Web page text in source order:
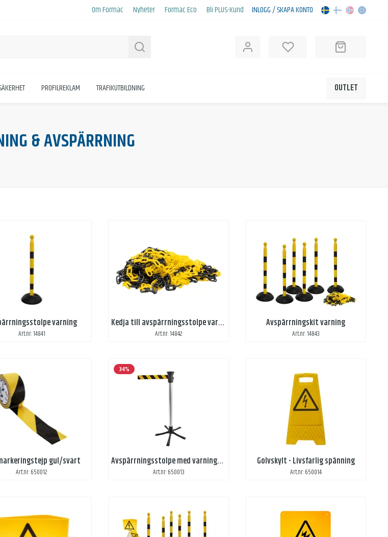
Om Formac Nyheter Formac Eco Bli PLUS-Kund INLOGG / SKAPA KONTO
PROFILREKLAM TRAFIKUTBILDNING OUTLET
& AVSPÄRRNING
varning
Art.nr: 14841
Kedja till avspärrningsstolpe varning
Art.nr: 14842
Avspärrningskit varning
Art.nr: 14843
gul/svart
Art.nr: 650012
34%
Avspärrningsstolpe med varningsbälte
Art.nr: 650013
Golvskylt - Livsfarlig spänning
Art.nr: 650014